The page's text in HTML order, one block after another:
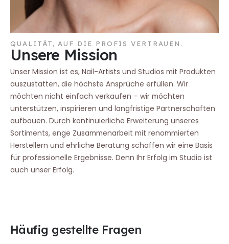
QUALITÄT, AUF DIE PROFIS VERTRAUEN.
Unsere Mission
Unser Mission ist es, Nail-Artists und Studios mit Produkten
auszustatten, die höchste Ansprüche erfüllen. Wir
möchten nicht einfach verkaufen – wir möchten
unterstützen, inspirieren und langfristige Partnerschaften
aufbauen. Durch kontinuierliche Erweiterung unseres
Sortiments, enge Zusammenarbeit mit renommierten
Herstellern und ehrliche Beratung schaffen wir eine Basis
für professionelle Ergebnisse. Denn Ihr Erfolg im Studio ist
auch unser Erfolg.
Häufig gestellte Fragen